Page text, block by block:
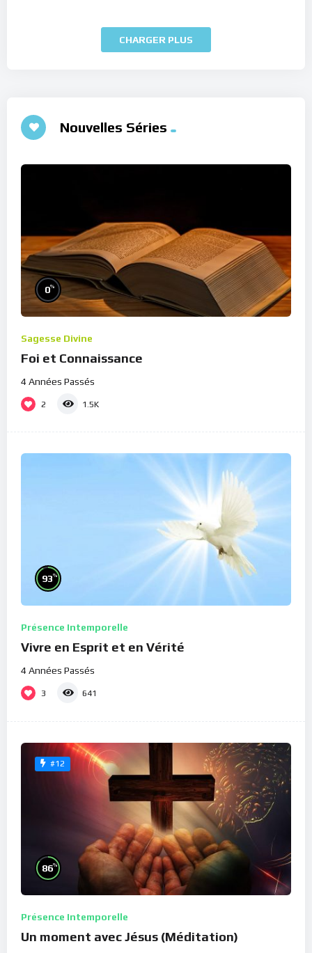
CHARGER PLUS
Nouvelles Séries
0%
Sagesse Divine
Foi et Connaissance
4 Années Passés
2 1.5K
93%
Présence Intemporelle
Vivre en Esprit et en Vérité
4 Années Passés
3 641
#12
86%
Présence Intemporelle
Un moment avec Jésus (Méditation)